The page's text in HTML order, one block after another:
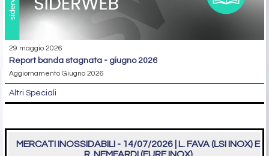
29 maggio 2026
report banda stagnata - giugno 2026
Aggiornamento Giugno 2026
Altri Speciali
MERCATI INOSSIDABILI - 14/07/2026 | L. FAVA (LSI INOX) E
R. NEMFARDI (EURE INOX)